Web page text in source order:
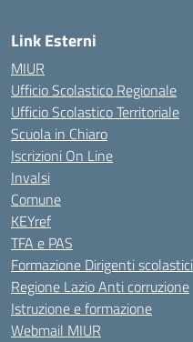
Link Esterni
MIUR
Ufficio Scolastico Regionale
Ufficio Scolastico Territoriale
Scuola in Chiaro
Iscrizioni On Line
Invalsi
Comune
KEYref
TFA e PAS
Formazione Dirigenti scolastici
Regione Lazio Anti corruzione
Istruzione e formazione
Webmail MIUR